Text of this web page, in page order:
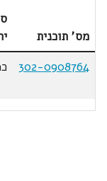
מס' תוכנית
302-0908764